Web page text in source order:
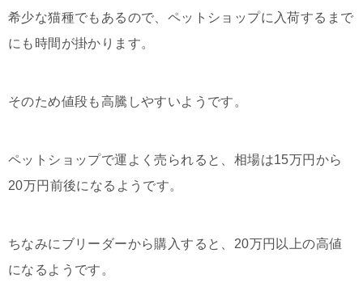
希少な猫種でもあるので、ペットショップに入荷するまで
にも時間が掛かります。
そのため値段も高騰しやすいようです。
ペットショップで運よく売られると、相場は15万円から
20万円前後になるようです。
ちなみにブリーダーから購入すると、20万円以上の高値
になるようです。